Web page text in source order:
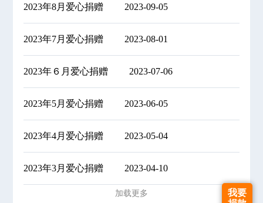
2023年8月爱心捐赠 2023-09-05
2023年7月爱心捐赠 2023-08-01
2023年６月爱心捐赠 2023-07-06
2023年5月爱心捐赠 2023-06-05
2023年4月爱心捐赠 2023-05-04
2023年3月爱心捐赠 2023-04-10
加载更多
我要